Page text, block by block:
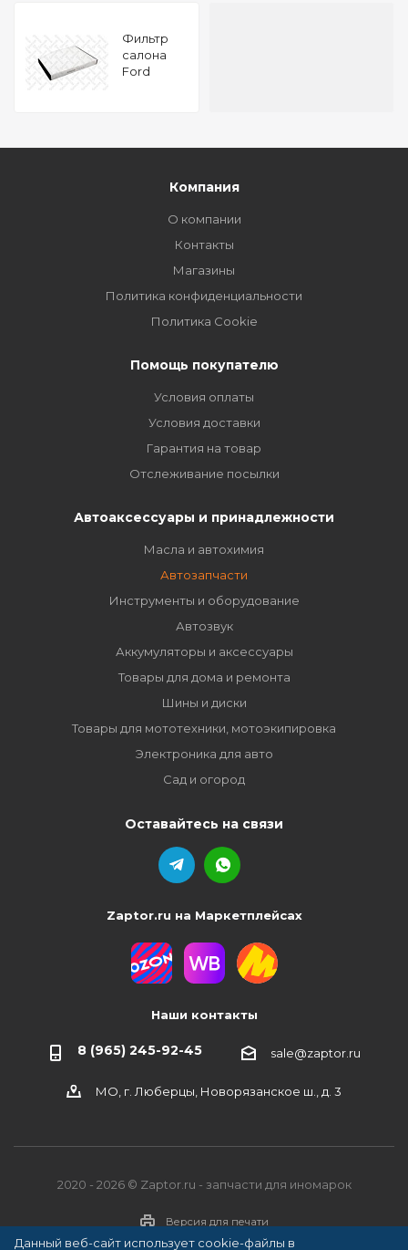
Фильтр
салона
Ford
Компания
О компании
Контакты
Магазины
Политика конфиденциальности
Политика Cookie
Помощь покупателю
Условия оплаты
Условия доставки
Гарантия на товар
Отслеживание посылки
Автоаксессуары и принадлежности
Масла и автохимия
Автозапчасти
Инструменты и оборудование
Автозвук
Аккумуляторы и аксессуары
Товары для дома и ремонта
Шины и диски
Товары для мототехники, мотоэкипировка
Электроника для авто
Сад и огород
Оставайтесь на связи
Zaptor.ru на Маркетплейсах
Наши контакты
8 (965) 245-92-45 sale@zaptor.ru
МО, г. Люберцы, Новорязанское ш., д. 3
2020 - 2026 © Zaptor.ru - запчасти для иномарок
Версия для печати
Данный веб-сайт использует cookie-файлы в